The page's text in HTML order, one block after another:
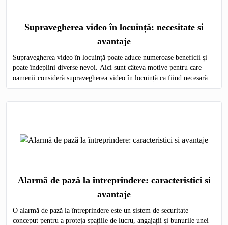
Supravegherea video în locuință: necesitate si
avantaje
Supravegherea video în locuință poate aduce numeroase beneficii și
poate îndeplini diverse nevoi. Aici sunt câteva motive pentru care
oamenii consideră supravegherea video în locuință ca fiind necesară,
precum și avantajele asociate acestei practici
Alarmă de pază la întreprindere: caracteristici si
avantaje
O alarmă de pază la întreprindere este un sistem de securitate
conceput pentru a proteja spațiile de lucru, angajații și bunurile unei